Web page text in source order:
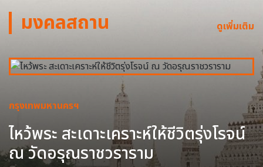
มงคลสถาน ดูเพิ่มเติม
กรุงเทพมหานครฯ
ไหว้พระ สะเดาะเคราะห์ให้ชีวิตรุ่งโรจน์
ณ วัดอรุณราชวราราม